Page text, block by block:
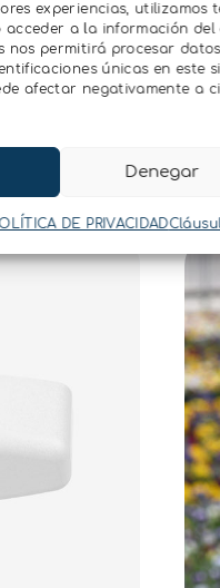
experiencias, utilizamos
a la información del
nos permitirá procesar
únicas en este
afectar negativamente a
Denegar
DE PRIVACIDAD